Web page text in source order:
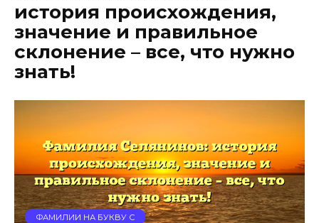
история происхождения,
значение и правильное
склонение – все, что нужно
знать!
ФАМИЛИИ НА БУКВУ С